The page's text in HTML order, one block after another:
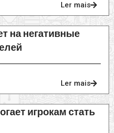
Ler mais
на негативные
Ler mais
игрокам стать